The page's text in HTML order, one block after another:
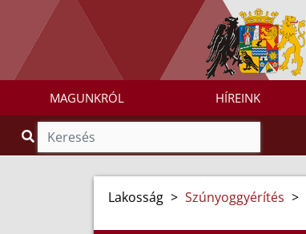
MAGUNKRÓL HÍREINK
Lakosság > Szúnyoggyérítés >